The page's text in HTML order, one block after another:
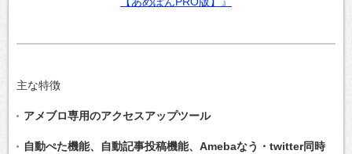
主な特徴
アメブロ専用のアクセスアップツール
自動ぺた機能、自動記事投稿機能、Amebaなう・twitter同時